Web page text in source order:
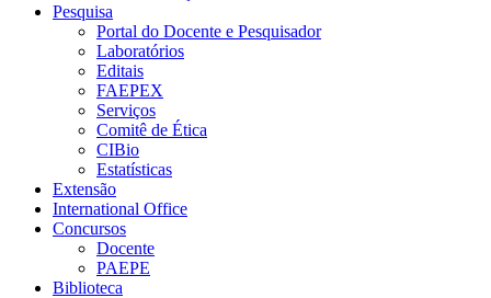
Pesquisa
Portal do Docente e Pesquisador
Laboratórios
Editais
FAEPEX
Serviços
Comitê de Ética
CIBio
Estatísticas
Extensão
International Office
Concursos
Docente
PAEPE
Biblioteca